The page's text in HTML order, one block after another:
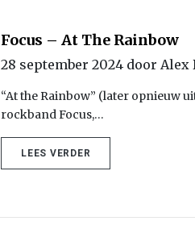
Focus – At The Rainbow
28 september 2024 door Alex
“At the Rainbow” (later opnieuw
rockband Focus,…
LEES VERDER